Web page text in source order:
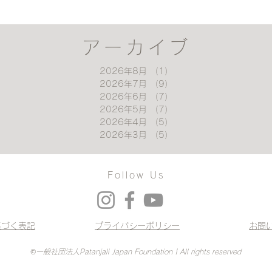
アーカイブ
2026年8月 （1）
2026年7月
（9）
2026年6月
（7）
2026年5月
（7）
2026年4月
（5）
2026年3月
（5）
Follow Us
く表記 プライバシーポリシー お問
©一般社団法人Patanjali Japan Foundation | All rights reserved